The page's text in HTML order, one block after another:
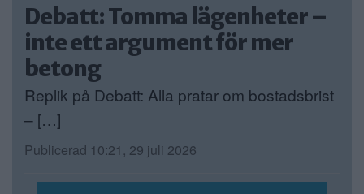
Debatt: Tomma lägenheter –
inte ett argument för mer
betong
Replik på Debatt: Alla pratar om bostadsbrist
– […]
Publicerad 10:21, 29 juli 2026